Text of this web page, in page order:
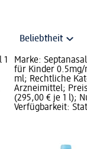
Marke:
für Kinder 0.5mg/
ml; Rechtliche
Arzneimittel;
(295,00 € je 1 l);
Verfügbarkeit: